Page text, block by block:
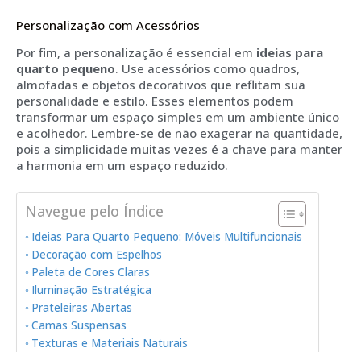
Personalização com Acessórios
Por fim, a personalização é essencial em ideias para
quarto pequeno. Use acessórios como quadros,
almofadas e objetos decorativos que reflitam sua
personalidade e estilo. Esses elementos podem
transformar um espaço simples em um ambiente único
e acolhedor. Lembre-se de não exagerar na quantidade,
pois a simplicidade muitas vezes é a chave para manter
a harmonia em um espaço reduzido.
Navegue pelo Índice
Ideias Para Quarto Pequeno: Móveis Multifuncionais
Decoração com Espelhos
Paleta de Cores Claras
Iluminação Estratégica
Prateleiras Abertas
Camas Suspensas
Texturas e Materiais Naturais